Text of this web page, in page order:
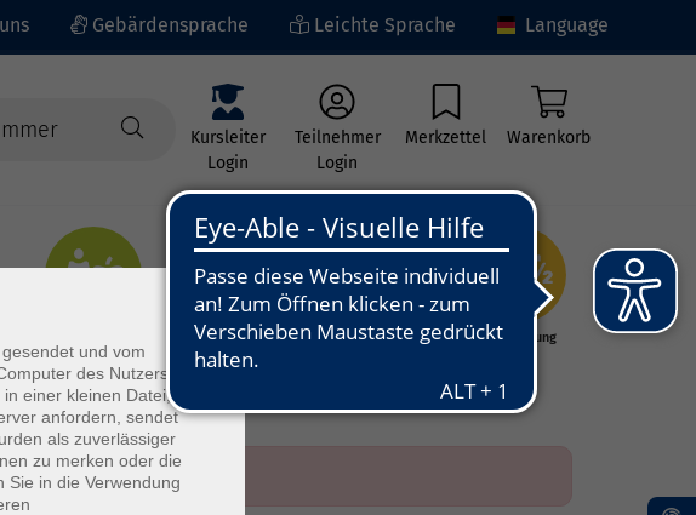
Gebärdensprache Leichte Sprache Language
Kursleiter
Login
Teilnehmer
Login
Merkzettel Warenkorb
Kunst - Kultur -
Grundbildung
und vom
des Nutzers
einer kleinen Datei, die
anfordern, sendet
als zuverlässiger
zu merken oder die
Sie in die Verwendung
×